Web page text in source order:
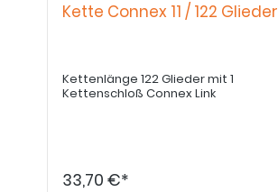
Kette Connex 11 / 122 Glieder
Kettenlänge 122 Glieder mit 1
Kettenschloß Connex Link
33,70 €*